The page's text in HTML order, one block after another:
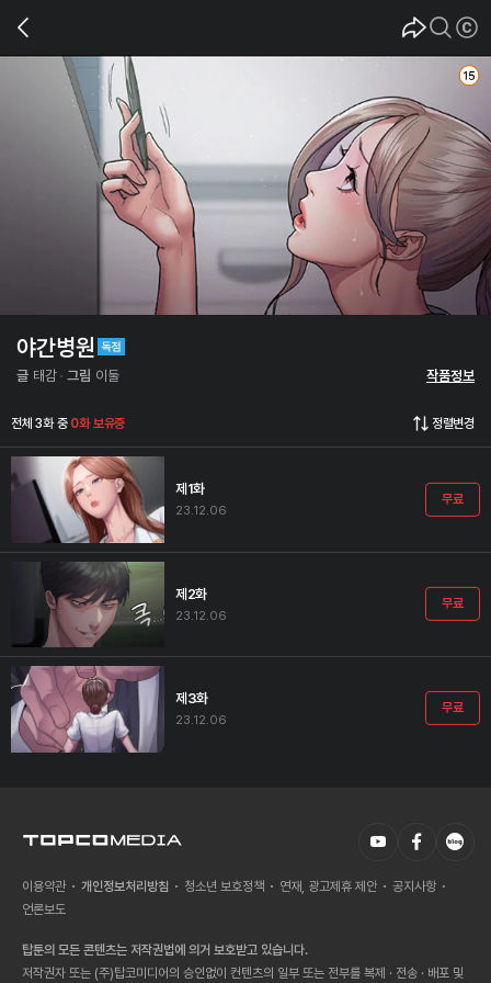
야간병원
글 태감 그림 이둘 작품정보
전체 3화 중 0화 보유중 정렬변경
제1화
23.12.06
무료
제2화
23.12.06
무료
제3화
23.12.06
무료
이용약관 개인정보처리방침 청소년 보호정책 연재, 광고제휴 제안
공지사항
언론보도
탑툰의 모든 콘텐츠는 저작권법에 의거 보호받고 있습니다.
저작권자 또는 (주)탑코미디어의 승인없이 컨텐츠의 일부 또는 전부를 복제 · 전송 · 배포 및